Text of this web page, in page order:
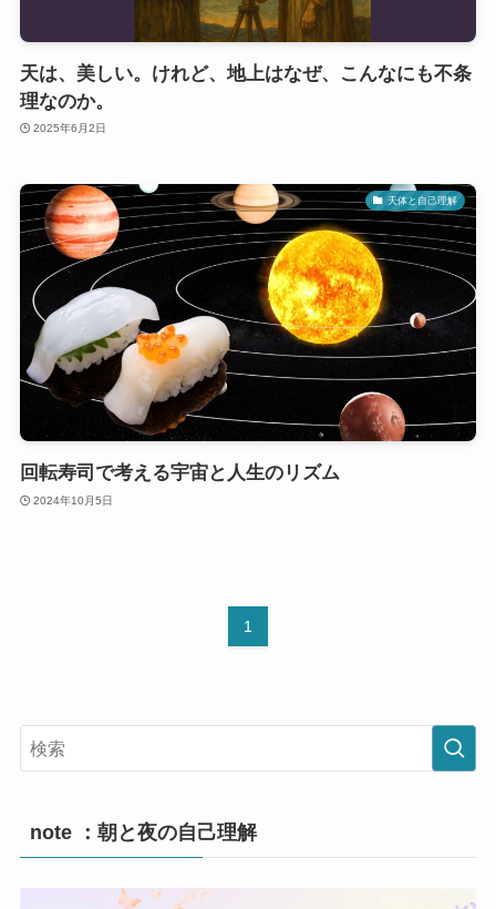
天は、美しい。けれど、地上はなぜ、こんなにも不条
理なのか。
2025年6月2日
天体と自己理解
回転寿司で考える宇宙と人生のリズム
2024年10月5日
1
note ：朝と夜の自己理解